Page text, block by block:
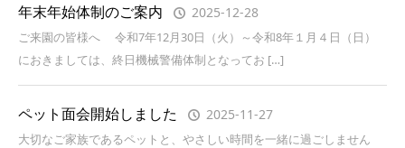
年末年始体制のご案内 2025-12-28
ご来園の皆様へ 令和7年12月30日（火）～令和8年１月４日（日）
におきましては、終日機械警備体制となってお […]
ペット面会開始しました 2025-11-27
大切なご家族であるペットと、やさしい時間を一緒に過ごしません